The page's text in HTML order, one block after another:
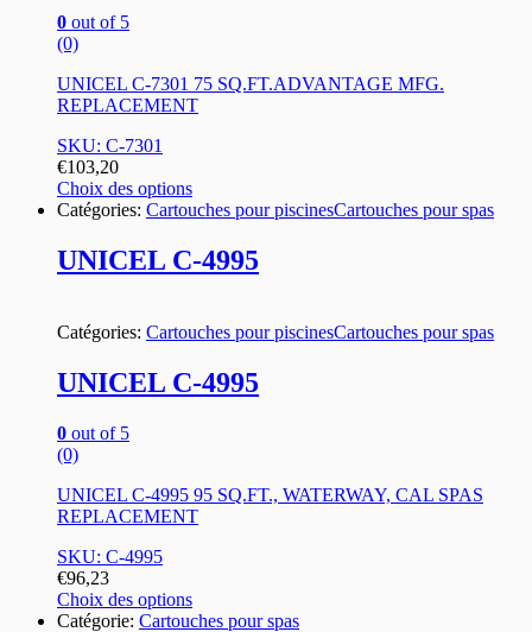
0 out of 5
(0)
UNICEL C-7301 75 SQ.FT.ADVANTAGE MFG.
REPLACEMENT
SKU: C-7301
€103,20
Choix des options
Catégories: Cartouches pour piscinesCartouches pour spas
UNICEL C-4995
Catégories: Cartouches pour piscinesCartouches pour spas
UNICEL C-4995
0 out of 5
(0)
UNICEL C-4995 95 SQ.FT., WATERWAY, CAL SPAS
REPLACEMENT
SKU: C-4995
€96,23
Choix des options
Catégorie: Cartouches pour spas